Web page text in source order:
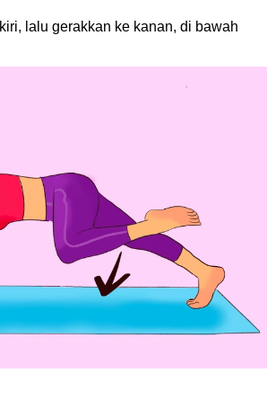
lalu gerakkan ke kanan, di bawah